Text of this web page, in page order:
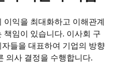
이익을 최대화하고 이해관계
책임이 있습니다. 이사회 구
들을 대표하여 기업의 방향
의사 결정을 수행합니다.